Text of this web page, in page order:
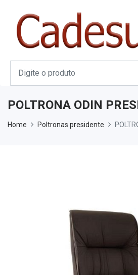
POLTRONA ODIN
Home Poltronas presidente